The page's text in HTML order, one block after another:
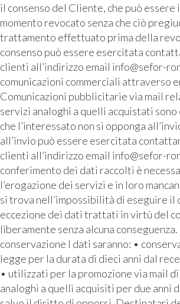
il consenso del Cliente, che può essere
momento revocato senza che ciò
trattamento effettuato prima della
consenso può essere esercitata
clienti all’indirizzo email info@sefor-
comunicazioni commerciali attraverso
Comunicazioni pubblicitarie via mail
servizi analoghi a quelli acquistati
che l’interessato non si opponga
all’invio può essere esercitata
clienti all’indirizzo email info@sefor-
conferimento dei dati raccolti è
l’erogazione dei servizi e in loro
si trova nell’impossibilità di eseguire il
eccezione dei dati trattati in virtù del
liberamente senza alcuna
conservazione I dati saranno: •
legge per la durata di dieci anni dal
• utilizzati per la promozione via mail
analoghi a quelli acquisiti per due anni